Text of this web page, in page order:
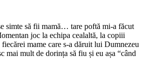
simte să fii mamă… tare poftă mi-a făcut
joc la echipa cealaltă, la copiii
mame care s-a dăruit lui Dumnezeu
mai mult de dorința să fiu și eu așa “când